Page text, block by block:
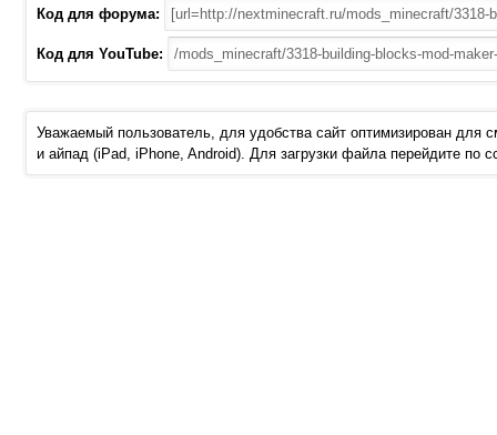
Код для форума:
Код для YouTube:
Уважаемый пользователь, для удобства сайт оптимизирован для
и айпад (iPad, iPhone, Android). Для загрузки файла перейдите по